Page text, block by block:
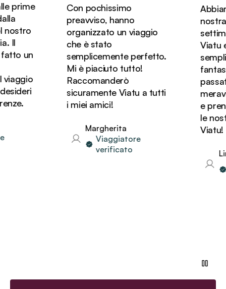
prime
Il
un
Con pochissimo
preavviso, hanno
organizzato un viaggio
che è stato
semplicemente perfetto.
Mi è piaciuto tutto!
Raccomanderò
sicuramente Viatu a tutti
i miei amici!
Margherita
Viaggiatore
verificato
nostra
Viatu
e
le
Viatu!